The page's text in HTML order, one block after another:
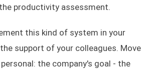
productivity assessment.
this kind of system in your
support of your colleagues. Move
the company's goal - the